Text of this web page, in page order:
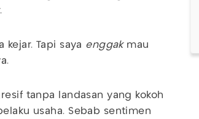
kejar. Tapi saya enggak mau
tanpa landasan yang kokoh
usaha. Sebab sentimen